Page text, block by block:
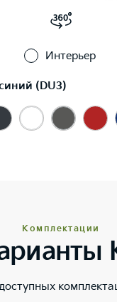
Интерьер
(DU3)
Комплектации